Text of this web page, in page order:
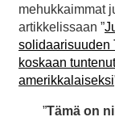
mehukkaimmat
artikkelissaan ”
solidaarisuuden
koskaan
amerikkalaiseksi
”Tämä on